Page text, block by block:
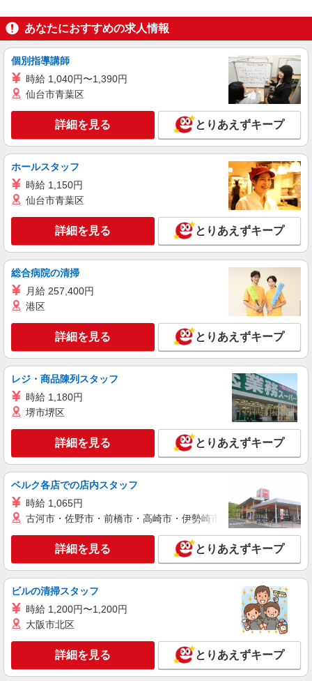
南さつま市 五位野駅周辺
詳細を見る
派遣社員
★日収1万円〜★≪障がい者支援員≫生活サポ
時給1350円〜2062円 ＜日払い有/週払い有/交
南さつま市 ≪最寄駅：薩摩板敷≫
詳細を見る
派遣社員
株式会社kotrio /●KG-H-1882421
五位野駅☆障がい者施設の支援員＊軽作業の見
守りなど＊日払い◎
時給1350円〜2062円 ＜日払い有/週払い有/交
南さつま市 来社不要/面接なし♪
キープ 詳細を見る
派遣社員
株式会社kotrio /●KG-H-1975512
五位野駅｜リハビリ補助などのデイサービス
STAFF♪未経験OK
時給1350円〜2062円 ＜日払い有/週払い有/交
通費全支給(ガソリン代含む)＞
南さつま市 来社不要/面接なし♪
キープ 詳細を見る
株式会社kotrio /●KG-H-1909043
南さつま市*デイの生活補助☆新たなスキルを
身につけて長く働く
時給1350円〜2062円 ＜日払い有/週払い有/交
南さつま市 ◆来社不要/面接なし
キープ 詳細を見る
あなたにおすすめの求人情報
個別指導講師
時給 1,040円〜1,390円
仙台市青葉区
詳細を見る とりあえずキープ
ホールスタッフ
時給 1,150円
仙台市青葉区
詳細を見る とりあえずキープ
総合病院の清掃
月給 257,400円
港区
詳細を見る とりあえずキープ
レジ・商品陳列スタッフ
時給 1,180円
堺市堺区
詳細を見る とりあえずキープ
ベルク各店での店内スタッフ
時給 1,065円
古河市・佐野市・前橋市・高崎市・伊勢崎市・太田市・館林市
詳細を見る とりあえずキープ
ビルの清掃スタッフ
時給 1,200円〜1,200円
大阪市北区
詳細を見る とりあえずキープ